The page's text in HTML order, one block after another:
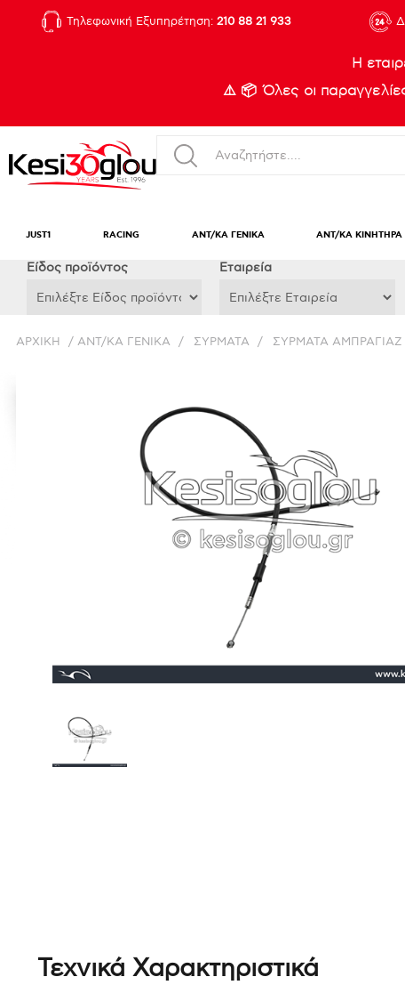
Τηλεφωνική Εξυπηρέτηση: 210 88 21 933
Η
⚠️ 📦 Όλες οι
JUST1 RACING ΑΝΤ/ΚΑ ΓΕΝΙΚΑ ΑΝΤ/ΚΑ ΚΙΝΗΤΗΡΑ
Eίδος προϊόντος Εταιρεία
ΑΡΧΙΚΉ / ΑΝΤ/ΚΑ ΓΕΝΙΚΑ / ΣΥΡΜΑΤΑ / ΣΥΡΜΑΤΑ ΑΜΠΡΑΓΙΑΖ
Τεχνικά Χαρακτηριστικά